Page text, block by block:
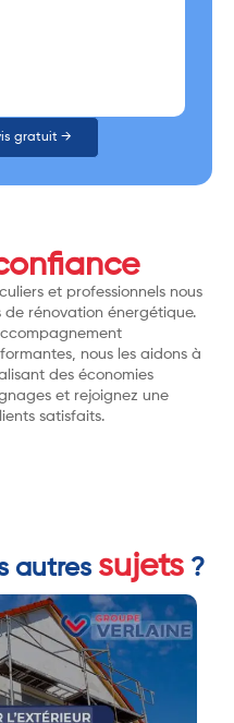
gratuit →
et professionnels nous
rénovation énergétique.
nous les aidons à
des économies
et rejoignez une
satisfaits.
autres sujets ?